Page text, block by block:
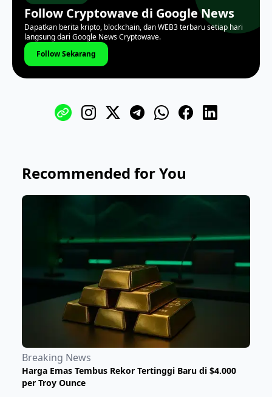
Follow Cryptowave di Google News
Dapatkan berita kripto, blockchain, dan WEB3 terbaru setiap hari
langsung dari Google News Cryptowave.
Follow Sekarang
Recommended for You
Breaking News
Harga Emas Tembus Rekor Tertinggi Baru di $4.000
per Troy Ounce